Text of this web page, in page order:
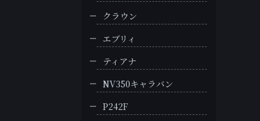
クラウン
エブリィ
ティアナ
NV350キャラバン
P242F